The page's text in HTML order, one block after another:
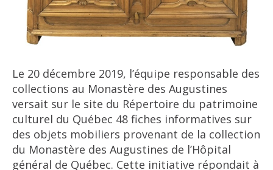
Le 20 décembre 2019, l’équipe responsable des
collections au Monastère des Augustines
versait sur le site du Répertoire du patrimoine
culturel du Québec 48 fiches informatives sur
des objets mobiliers provenant de la collection
du Monastère des Augustines de l’Hôpital
général de Québec. Cette initiative répondait à